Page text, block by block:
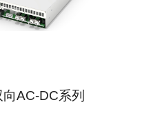
AC-DC系列